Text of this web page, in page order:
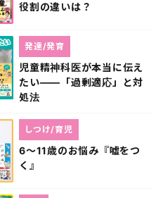
役割の違いは？
児童精神科医が本当に伝え
たい――「過剰適応」と対
処法
発達/発育
6～11歳のお悩み『嘘をつ
く』
しつけ/育児